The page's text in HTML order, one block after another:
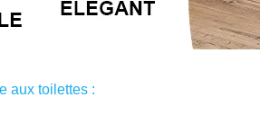
aux toilettes :